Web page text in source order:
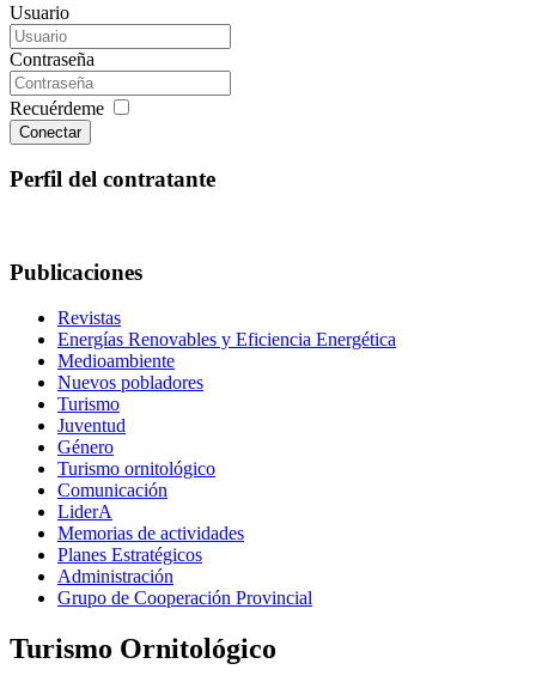
Usuario
Contraseña
Recuérdeme
Conectar
Perfil del contratante
Publicaciones
Revistas
Energías Renovables y Eficiencia Energética
Medioambiente
Nuevos pobladores
Turismo
Juventud
Género
Turismo ornitológico
Comunicación
LiderA
Memorias de actividades
Planes Estratégicos
Administración
Grupo de Cooperación Provincial
Turismo Ornitológico